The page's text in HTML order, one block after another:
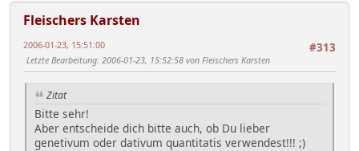
Fleischers Karsten
#313
2006-01-23, 15:51:00
Letzte Bearbeitung: 2006-01-23, 15:52:58 von Fleischers Karsten
Zitat
Bitte sehr!
Aber entscheide dich bitte auch, ob Du lieber
genetivum oder dativum quantitatis verwendest!!! ;)